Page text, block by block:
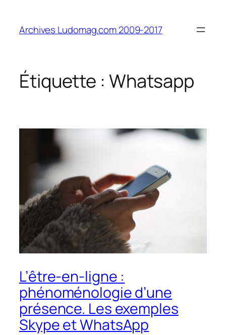
contenu
Archives Ludomag.com 2009-2017
Étiquette : Whatsapp
L’être-en-ligne :
phénoménologie d’une
présence. Les exemples
Skype et WhatsApp